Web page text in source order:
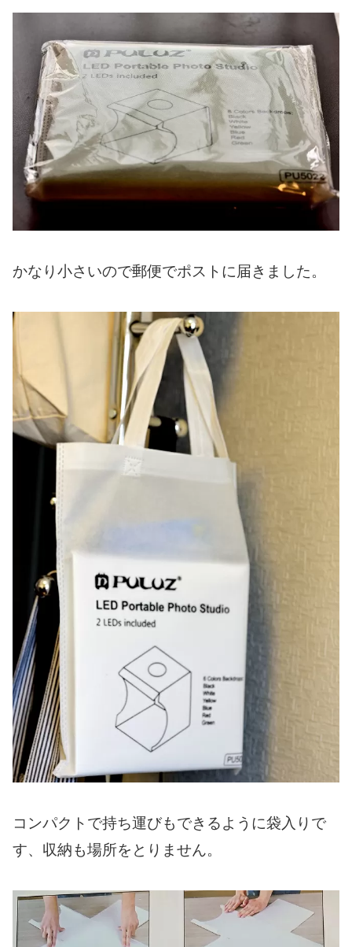
かなり小さいので郵便でポストに届きました。
コンパクトで持ち運びもできるように袋入りで
す、収納も場所をとりません。